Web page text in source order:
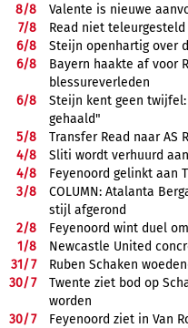
8/8
Valente is nieuwe
7/8
Read niet
6/8
Steijn openhartig over
6/8
Bayern haakte af voor
blessureverleden
6/8
Steijn kent geen
gehaald"
5/8
Transfer Read naar AS
4/8
Sliti wordt verhuurd
4/8
Feyenoord gelinkt aan
3/8
COLUMN: Atalanta
stijl afgerond
2/8
Feyenoord wint duel
1/8
Newcastle United
31/7
Ruben Schaken
30/7
Twente ziet bod op
worden
30/7
Feyenoord ziet in Van